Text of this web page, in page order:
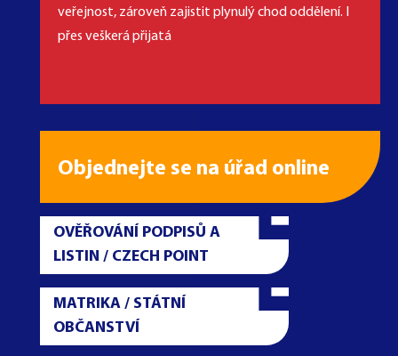
veřejnost, zároveň zajistit plynulý chod oddělení. I
přes veškerá přijatá
MČ Praha 5
Objednejte se na úřad online
OVĚŘOVÁNÍ PODPISŮ A
LISTIN / CZECH POINT
MATRIKA / STÁTNÍ
OBČANSTVÍ